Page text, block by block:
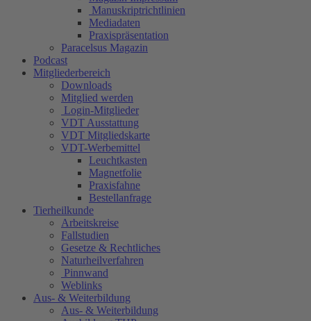
Manuskriptrichtlinien
Mediadaten
Praxispräsentation
Paracelsus Magazin
Podcast
Mitgliederbereich
Downloads
Mitglied werden
Login-Mitglieder
VDT Ausstattung
VDT Mitgliedskarte
VDT-Werbemittel
Leuchtkasten
Magnetfolie
Praxisfahne
Bestellanfrage
Tierheilkunde
Arbeitskreise
Fallstudien
Gesetze & Rechtliches
Naturheilverfahren
Pinnwand
Weblinks
Aus- & Weiterbildung
Aus- & Weiterbildung